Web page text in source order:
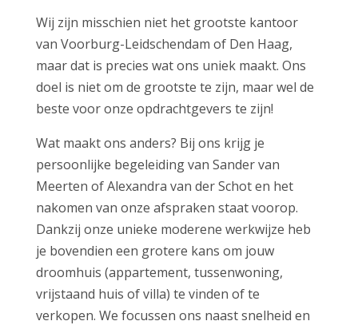
Wij zijn misschien niethet grootste kantoor
van Voorburg-Leidschendam of Den Haag,
maar dat is precies wat ons uniek maakt. Ons
doel is niet om de grootste te zijn, maar wel de
beste voor onze opdrachtgevers te zijn!
Wat maakt ons anders? Bij ons krijg je
persoonlijke begeleiding van Sander van
Meerten of Alexandra van der Schot en het
nakomen van onze afspraken staat voorop.
Dankzij onze unieke moderene werkwijze heb
je bovendien een grotere kans om jouw
droomhuis (appartement, tussenwoning,
vrijstaand huis of villa) te vinden of te
verkopen. We focussen ons naast snelheid en